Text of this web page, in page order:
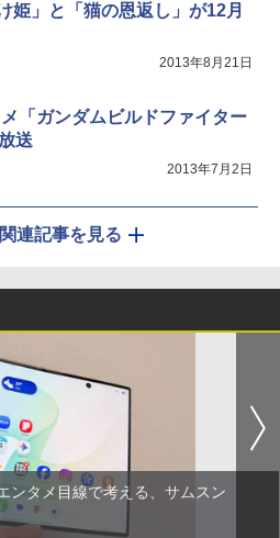
姫」と「猫の恩返し」が12月
2013年8月21日
「ガンダムビルドファイター
送
2013年7月2日
連記事を見る
ンタメ目線で考える、サムスン